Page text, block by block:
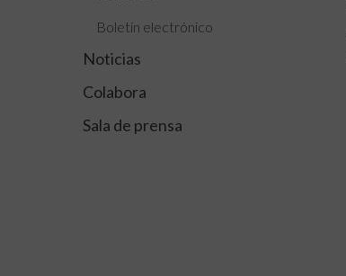
Boletín electrónico
Noticias
Colabora
Sala de prensa